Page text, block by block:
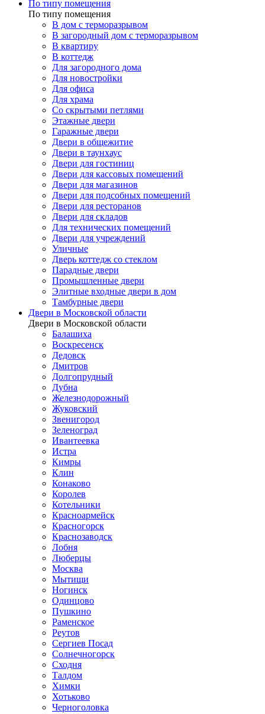
По типу помещения
По типу помещения
В дом с терморазрывом
В загородный дом с терморазрывом
В квартиру
В коттедж
Для загородного дома
Для новостройки
Для офиса
Для храма
Со скрытыми петлями
Этажные двери
Гаражные двери
Двери в общежитие
Двери в таунхаус
Двери для гостиниц
Двери для кассовых помещений
Двери для магазинов
Двери для подсобных помещений
Двери для ресторанов
Двери для складов
Для технических помещений
Двери для учреждений
Уличные
Дверь коттедж со стеклом
Парадные двери
Промышленные двери
Элитные входные двери в дом
Тамбурные двери
Двери в Московской области
Двери в Московской области
Балашиха
Воскресенск
Дедовск
Дмитров
Долгопрудный
Дубна
Железнодорожный
Жуковский
Звенигород
Зеленоград
Ивантеевка
Истра
Кимры
Клин
Конаково
Королев
Котельники
Красноармейск
Красногорск
Краснозаводск
Лобня
Люберцы
Москва
Мытищи
Ногинск
Одинцово
Пушкино
Раменское
Реутов
Сергиев Посад
Солнечногорск
Сходня
Талдом
Химки
Хотьково
Черноголовка